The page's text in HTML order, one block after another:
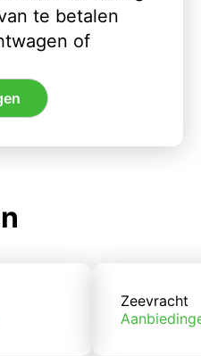
te betalen
of
Zeevracht